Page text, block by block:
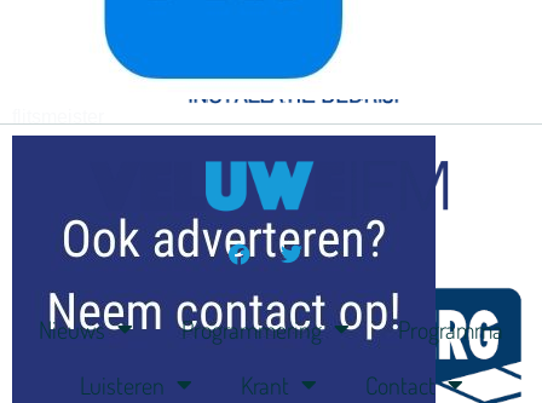
Nieuws Programmering
Programma
Luisteren
Krant Contact